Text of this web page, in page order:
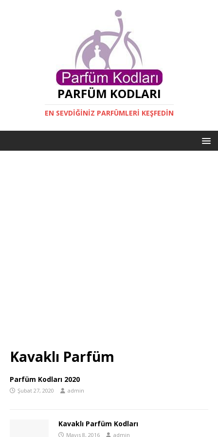
PARFÜM KODLARI
EN SEVDIĞINIZ PARFÜMLERI KEŞFEDIN
Kavaklı Parfüm
Parfüm Kodları 2020
Şubat 27, 2020 admin
Kavaklı Parfüm Kodları
Mayıs 8, 2016 admin